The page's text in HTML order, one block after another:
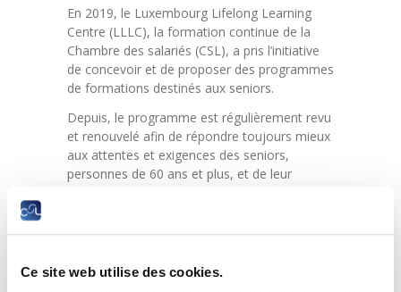
Ce site web utilise des cookies.
En 2019, le Luxembourg Lifelong Learning
Centre (LLLC), la formation continue de la
Chambre des salariés (CSL), a pris l’initiative
de concevoir et de proposer des programmes
de formations destinés aux seniors.
Depuis, le programme est régulièrement revu
et renouvelé afin de répondre toujours mieux
aux attentes et exigences des seniors,
personnes de 60 ans et plus, et de leur
À l’occasion de la publication de sa nouvelle
Luxembourg Lifelong Learning Centre a le